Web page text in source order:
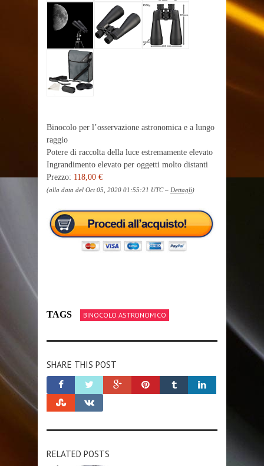
Binocolo per l’osservazione astronomica e a lungo
raggio
Potere di raccolta della luce estremamente elevato
Ingrandimento elevato per oggetti molto distanti
Prezzo: 118,00 €
(alla data del Oct 05, 2020 01:55:21 UTC – Dettagli)
TAGS BINOCOLO ASTRONOMICO
SHARE THIS POST
RELATED POSTS